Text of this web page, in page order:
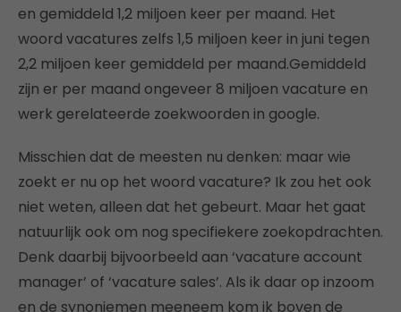
en gemiddeld 1,2 miljoen keer per maand. Het
woord vacatures zelfs 1,5 miljoen keer in juni tegen
2,2 miljoen keer gemiddeld per maand.Gemiddeld
zijn er per maand ongeveer 8 miljoen vacature en
werk gerelateerde zoekwoorden in google.
Misschien dat de meesten nu denken: maar wie
zoekt er nu op het woord vacature? Ik zou het ook
niet weten, alleen dat het gebeurt. Maar het gaat
natuurlijk ook om nog specifiekere zoekopdrachten.
Denk daarbij bijvoorbeeld aan ‘vacature account
manager’ of ‘vacature sales’. Als ik daar op inzoom
en de synoniemen meeneem kom ik boven de